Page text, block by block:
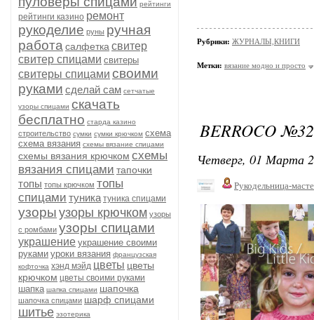
рейтинги
рейтинги казино ремонт
рукоделие руны ручная
работа салфетка свитер
свитер спицами свитеры
свитеры спицами своими
руками сделай сам сетчатые
узоры спицами скачать
бесплатно старда казино
строительство сумки сумки крючком схема
схема вязания схемы вязание спицами
схемы вязания крючком схемы
вязания спицами тапочки
топы топы крючком топы
спицами туника туника спицами
узоры узоры крючком узоры
с ромбами узоры спицами
украшение украшение своими
руками уроки вязания французская
кофточка хэнд мэйд цветы цветы
крючком цветы своими руками
шапка шапка спицами шапочка
шапочка спицами шарф спицами
шитье эзотерика
Рубрики: ЖУРНАЛЫ,КНИГИ
Метки: вязание модно и просто
BERROCO
Четверг, 01 Марта
Рукодельница-